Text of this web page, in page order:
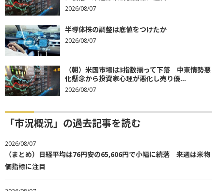
2026/08/07
半導体株の調整は底値をつけたか
2026/08/07
（朝）米国市場は3指数揃って下落 中東情勢悪
化懸念から投資家心理が悪化し売り優...
2026/08/07
「市況概況」の過去記事を読む
2026/08/07
（まとめ）日経平均は76円安の65,606円で小幅に続落 来週は米物
価指標に注目